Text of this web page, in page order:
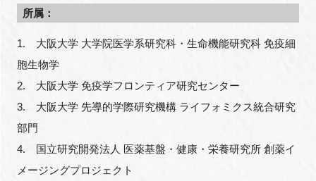
所属：
1. 大阪大学 大学院医学系研究科・生命機能研究科 免疫細
胞生物学
2. 大阪大学 免疫学フロンティア研究センター
3. 大阪大学 先導的学際研究機構 ライフォミクス統合研究
部門
4. 国立研究開発法人 医薬基盤・健康・栄養研究所 創薬イ
メージングプロジェクト